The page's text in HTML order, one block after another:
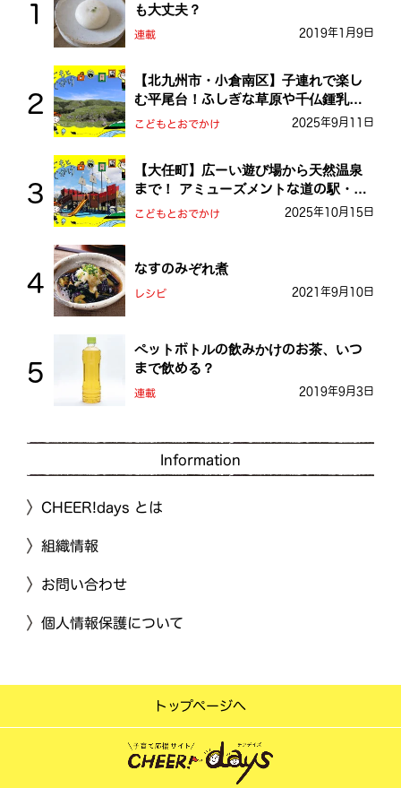
も大丈夫？
連載 2019年1月9日
【北九州市・小倉南区】子連れで楽し
む平尾台！ふしぎな草原や千仏鍾乳洞
を探検しよう！
こどもとおでかけ 2025年9月11日
【大任町】広ーい遊び場から天然温泉
まで！ アミューズメントな道の駅・お
おとう桜街道
こどもとおでかけ 2025年10月15日
なすのみぞれ煮
レシピ 2021年9月10日
ペットボトルの飲みかけのお茶、いつ
まで飲める？
連載 2019年9月3日
Information
CHEER!days とは
組織情報
お問い合わせ
個人情報保護について
トップページへ